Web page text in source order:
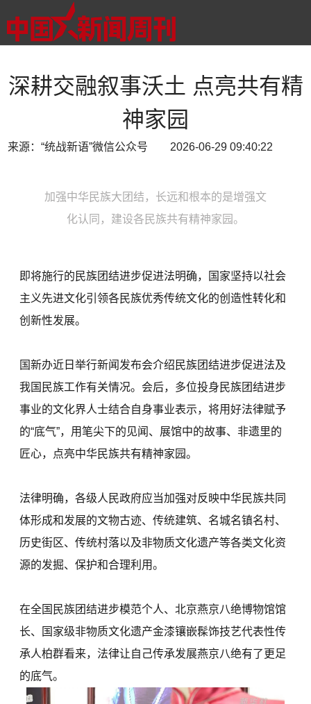
深耕交融叙事沃土 点亮共有精
神家园
来源：“统战新语”微信公众号 2026-06-29 09:40:22
加强中华民族大团结，长远和根本的是增强文
化认同，建设各民族共有精神家园。
即将施行的民族团结进步促进法明确，国家坚持以社会
主义先进文化引领各民族优秀传统文化的创造性转化和
创新性发展。
国新办近日举行新闻发布会介绍民族团结进步促进法及
我国民族工作有关情况。会后，多位投身民族团结进步
事业的文化界人士结合自身事业表示，将用好法律赋予
的“底气”，用笔尖下的见闻、展馆中的故事、非遗里的
匠心，点亮中华民族共有精神家园。
法律明确，各级人民政府应当加强对反映中华民族共同
体形成和发展的文物古迹、传统建筑、名城名镇名村、
历史街区、传统村落以及非物质文化遗产等各类文化资
源的发掘、保护和合理利用。
在全国民族团结进步模范个人、北京燕京八绝博物馆馆
长、国家级非物质文化遗产金漆镶嵌髹饰技艺代表性传
承人柏群看来，法律让自己传承发展燕京八绝有了更足
的底气。